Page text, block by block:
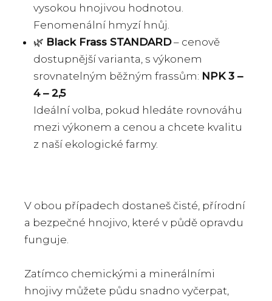
vysokou hnojivou hodnotou.
Fenomenální hmyzí hnůj.
🌿 Black Frass STANDARD– cenově
dostupnější varianta, s výkonem
srovnatelným běžným frassům: NPK 3 –
4 – 2,5
Ideální volba, pokud hledáte rovnováhu
mezi výkonem a cenou a chcete kvalitu
z naší ekologické farmy.
V obou případech dostaneš čisté, přírodní
a bezpečné hnojivo, které v půdě opravdu
funguje.
Zatímco chemickými a minerálními
hnojivy můžete půdu snadno vyčerpat,